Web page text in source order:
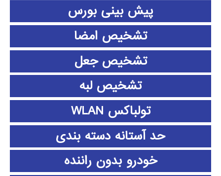
پیش بینی بورس
تشخیص امضا
تشخیص جعل
تشخیص لبه
تولباکس WLAN
حد آستانه دسته بندی
خودرو بدون راننده